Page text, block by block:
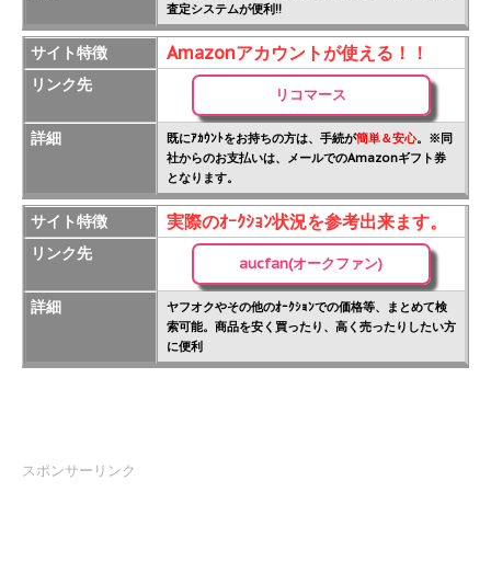
査定システムが便利!!
サイト特徴 Amazonアカウントが使える！！
リンク先
リコマース
詳細 既にｱｶｳﾝﾄをお持ちの方は、手続が簡単＆安心。※同
社からのお支払いは、メールでのAmazonギフト券
となります。
サイト特徴 実際のｵｰｸｼｮﾝ状況を参考出来ます。
リンク先
aucfan(オークファン)
詳細
ヤフオクやその他のｵｰｸｼｮﾝでの価格等、まとめて検
索可能。商品を安く買ったり、高く売ったりしたい方
に便利
スポンサーリンク